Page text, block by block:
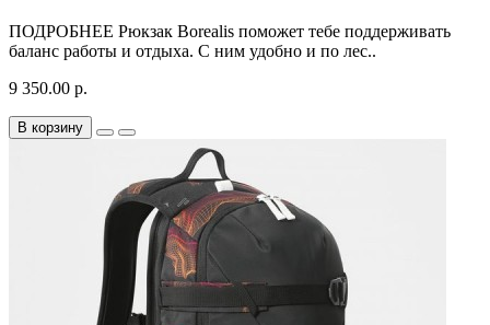
ПОДРОБНЕЕ Рюкзак Borealis поможет тебе поддерживать
баланс работы и отдыха. С ним удобно и по лес..
9 350.00 р.
В корзину